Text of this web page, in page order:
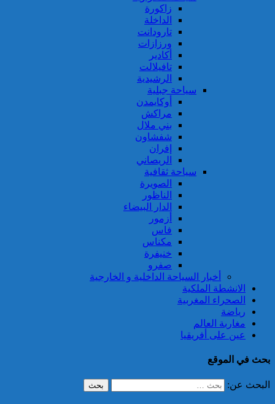
زاكورة
الداخلة
تارودانت
ورزازات
أكادير
تافيلالت
الرشيدية
سياحة جبلية
أوكايمدن
مراكش
بني ملال
شفشاون
إفران
الريصاني
سياحة ثقافية
الصويرة
الناظور
الدار البيضاء
أزمور
فاس
مكناس
خنيفرة
صفرو
أخبار السياحة الداخلية و الخارجية
الانشطة الملكية
الصحراء المغربية
رياضة
مغاربة العالم
عين على أفريقيا
بحث في الموقع
البحث عن: